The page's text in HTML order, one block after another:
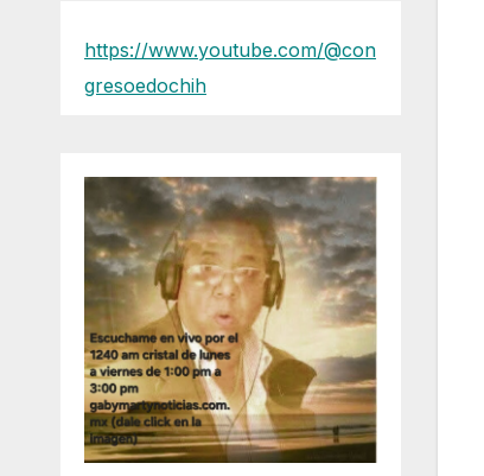
https://www.youtube.com/@con
gresoedochih